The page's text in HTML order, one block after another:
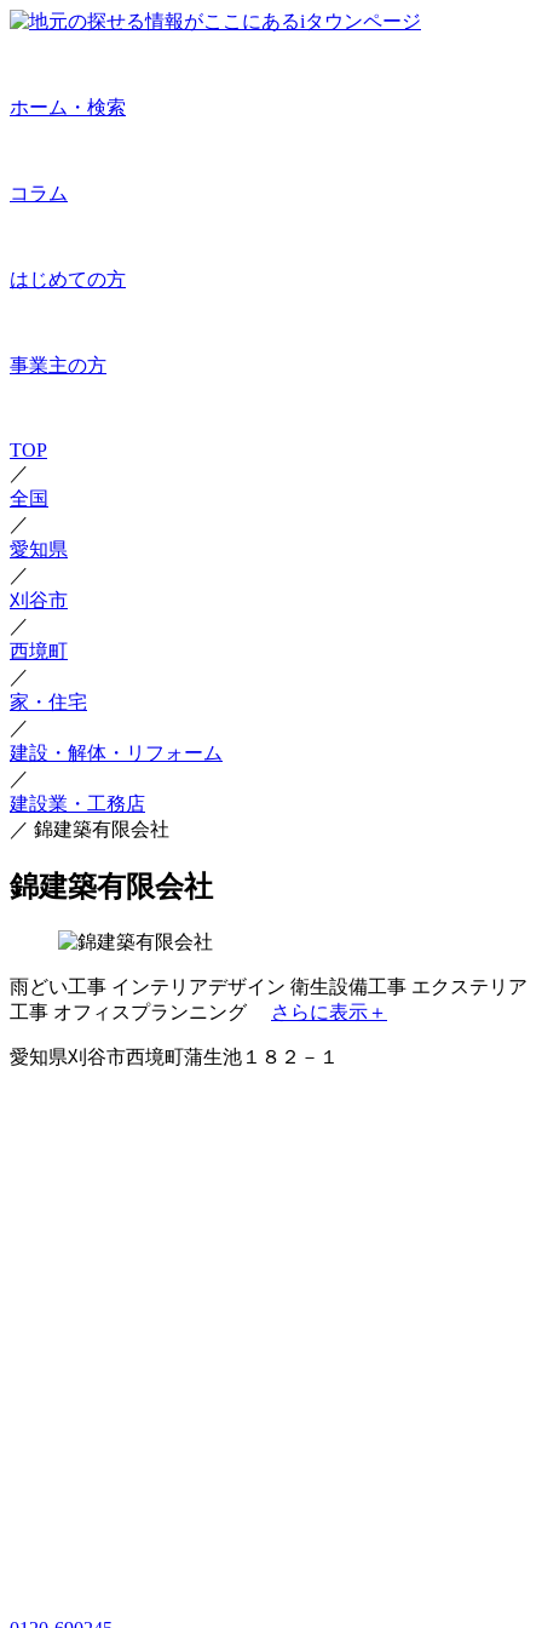
ホーム・検索
コラム
はじめての方
事業主の方
TOP
／
全国
／
愛知県
／
刈谷市
／
西境町
／
家・住宅
／
建設・解体・リフォーム
／
建設業・工務店
／ 錦建築有限会社
錦建築有限会社
雨どい工事 インテリアデザイン 衛生設備工事 エクステリア
工事 オフィスプランニング さらに表示＋
愛知県刈谷市西境町蒲生池１８２－１